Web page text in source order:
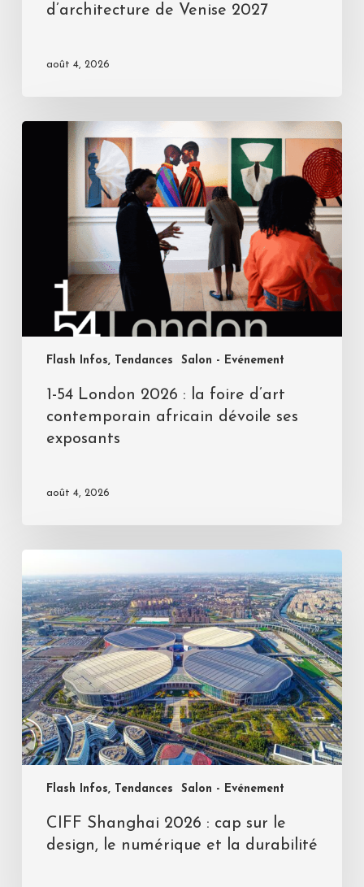
d’architecture de Venise 2027
août 4, 2026
Flash Infos, Tendances Salon - Evénement
1-54 London 2026 : la foire d’art
contemporain africain dévoile ses
exposants
août 4, 2026
Flash Infos, Tendances Salon - Evénement
CIFF Shanghai 2026 : cap sur le
design, le numérique et la durabilité